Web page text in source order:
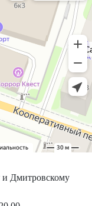
и Дмитровскому